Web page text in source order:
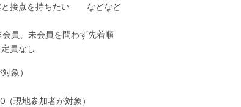
点を持ちたい などなど
員、未会員を問わず先着順
なし
象）
現地参加者が対象）